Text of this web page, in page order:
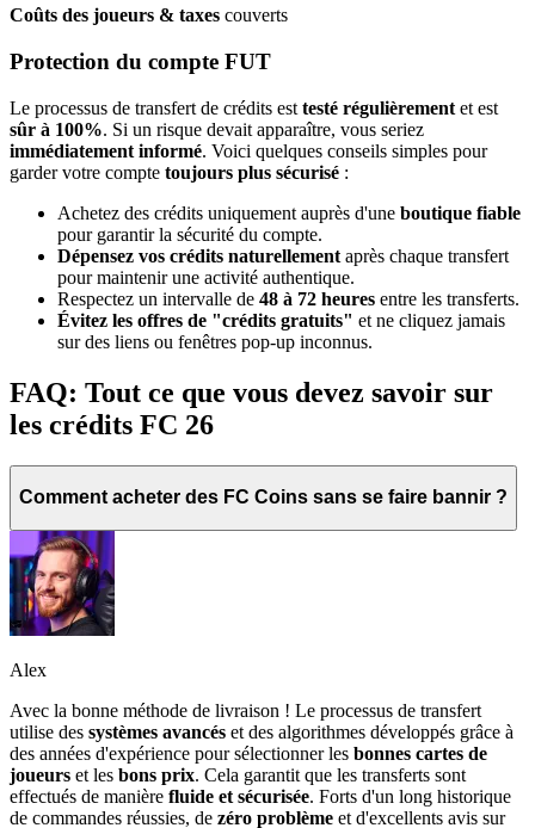
Coûts des joueurs & taxes couverts
Protection du compte FUT
Le processus de transfert de crédits est testé régulièrement et est
sûr à 100%. Si un risque devait apparaître, vous seriez
immédiatement informé. Voici quelques conseils simples pour
garder votre compte toujours plus sécurisé :
Achetez des crédits uniquement auprès d'une boutique fiable
pour garantir la sécurité du compte.
Dépensez vos crédits naturellement après chaque transfert
pour maintenir une activité authentique.
Respectez un intervalle de 48 à 72 heures entre les transferts.
Évitez les offres de "crédits gratuits" et ne cliquez jamais
sur des liens ou fenêtres pop-up inconnus.
FAQ: Tout ce que vous devez savoir sur
les crédits FC 26
Comment acheter des FC Coins sans se faire bannir ?
Alex
Avec la bonne méthode de livraison ! Le processus de transfert
utilise des systèmes avancés et des algorithmes développés grâce à
des années d'expérience pour sélectionner les bonnes cartes de
joueurs et les bons prix. Cela garantit que les transferts sont
effectués de manière fluide et sécurisée. Forts d'un long historique
de commandes réussies, de zéro problème et d'excellents avis sur